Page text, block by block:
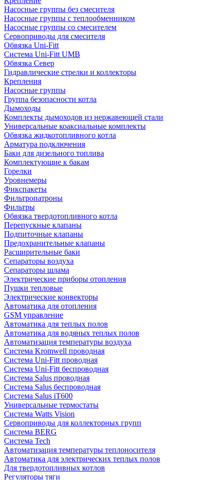
Насосные группы без смесителя
Насосные группы с теплообменником
Насосные группы со смесителем
Сервоприводы для смесителя
Обвязка Uni-Fitt
Система Uni-Fitt UMB
Обвязка Север
Гидравлические стрелки и коллекторы
Крепления
Насосные группы
Группа безопасности котла
Дымоходы
Комплекты дымоходов из нержавеющей стали
Универсальные коаксиальные комплекты
Обвязка жидкотопливного котла
Арматура подключения
Баки для дизельного топлива
Комплектующие к бакам
Горелки
Уровнемеры
Фикспакеты
Фильтропатроны
Фильтры
Обвязка твердотопливного котла
Перепускные клапаны
Подпиточные клапаны
Предохранительные клапаны
Расширительные баки
Сепараторы воздуха
Сепараторы шлама
Электрические приборы отопления
Пушки тепловые
Электрические конвекторы
Автоматика для отопления
GSM управление
Автоматика для теплых полов
Автоматика для водяных теплых полов
Автоматизация температуры воздуха
Система Kromwell проводная
Система Uni-Fitt проводная
Система Uni-Fitt беспроводная
Система Salus проводная
Система Salus беспроводная
Система Salus iT600
Универсальные термостаты
Система Watts Vision
Сервоприводы для коллекторных групп
Система BERG
Система Tech
Автоматизация температуры теплоносителя
Автоматика для электрических теплых полов
Для твердотопливных котлов
Регуляторы тяги